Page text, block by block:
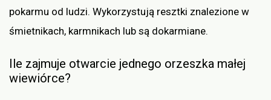
pokarmu od ludzi. Wykorzystują resztki znalezione w
śmietnikach, karmnikach lub są dokarmiane.
Ile zajmuje otwarcie jednego orzeszka małej
wiewiórce?